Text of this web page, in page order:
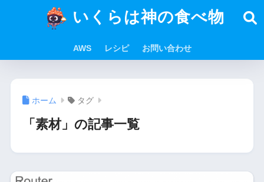
いくらは神の食べ物
AWS レシピ お問い合わせ
ホーム タグ
「素材」の記事一覧